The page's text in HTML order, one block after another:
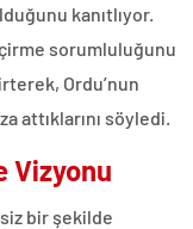
kanıtlıyor.
sorumluluğunu
Ordu’nun
attıklarını söyledi.
Vizyonu
bir şekilde